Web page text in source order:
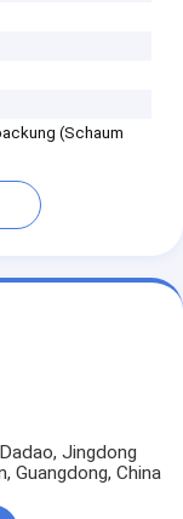
(Schaum
Jingdong
Guangdong, China